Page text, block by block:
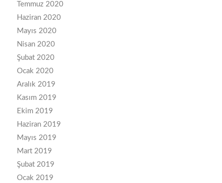
Temmuz 2020
Haziran 2020
Mayıs 2020
Nisan 2020
Şubat 2020
Ocak 2020
Aralık 2019
Kasım 2019
Ekim 2019
Haziran 2019
Mayıs 2019
Mart 2019
Şubat 2019
Ocak 2019